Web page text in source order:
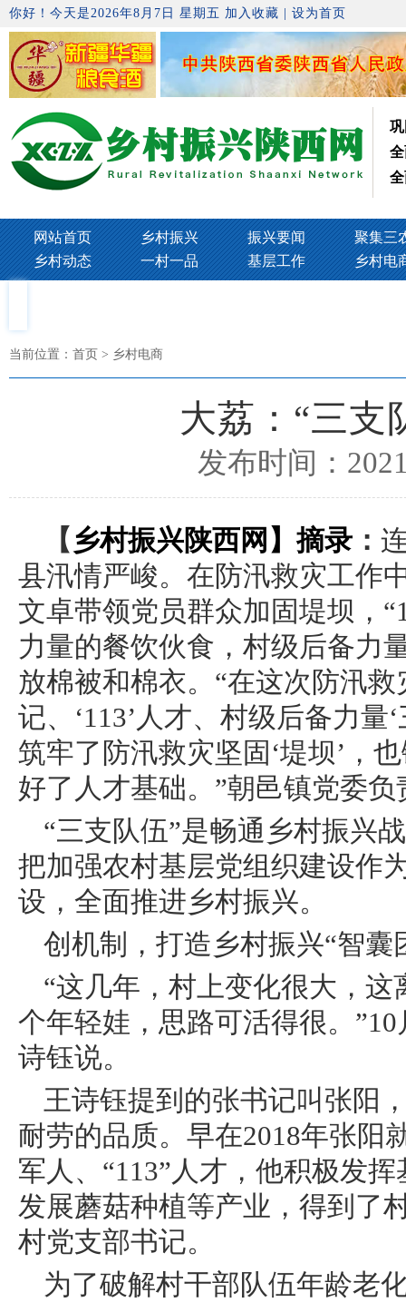
你好！今天是2026年8月7日 星期五 加入收藏 设为首页
网站首页 乡村振兴 振兴要闻
聚集三
乡村动态
一村一品 基层工作 乡村电
当前位置： 首页> 乡村电商
大荔：“三支
发布时间：
【 乡村振兴陕西网 】摘录：
县汛情严峻。在防汛救灾工作
文卓带领党员群众加固堤坝，
力量的餐饮伙食，村级后备力
放棉被和棉衣。“在这次防汛
记、‘113’人才、村级后备力
筑牢了防汛救灾坚固‘堤坝’，
好了人才基础。”朝邑镇党委负
“三支队伍”是畅通乡村振兴
把加强农村基层党组织建设作
设，全面推进乡村振兴。
创机制，打造乡村振兴“智囊
“这几年，村上变化很大，这
个年轻娃，思路可活得很。
诗钰说。
王诗钰提到的张书记叫张阳
耐劳的品质。早在2018年张阳
军人、“113”人才，他积极发
发展蘑菇种植等产业，得到了
村党支部书记。
为了破解村干部队伍年龄老